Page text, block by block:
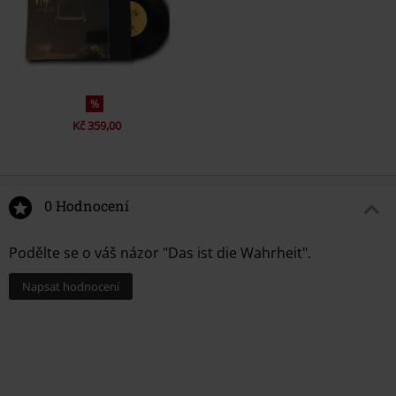
%
Kč 359,00
0 Hodnocení
Podělte se o váš názor "Das ist die Wahrheit".
Napsat hodnocení